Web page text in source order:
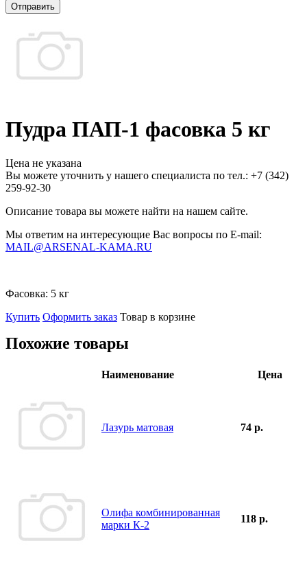
Отправить
Пудра ПАП-1 фасовка 5 кг
Цена не указана
Вы можете уточнить у нашего специалиста по тел.: +7 (342)
259-92-30
Описание товара вы можете найти на нашем сайте.
Мы ответим на интересующие Вас вопросы по E-mail:
MAIL@ARSENAL-KAMA.RU
Фасовка: 5 кг
Купить Оформить заказ Товар в корзине
Похожие товары
Наименование Цена
Лазурь матовая 74 р.
Олифа комбинированная
марки К-2
118 р.